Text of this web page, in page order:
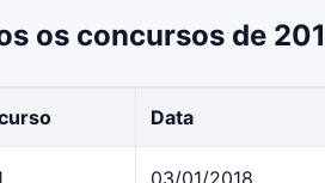
os concursos de
Data